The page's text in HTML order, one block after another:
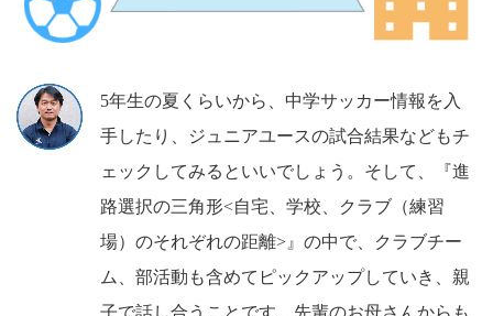
5年生の夏くらいから、中学サッカー情報を入
手したり、ジュニアユースの試合結果などもチ
ェックしてみるといいでしょう。そして、『進
路選択の三角形<自宅、学校、クラブ（練習
場）のそれぞれの距離>』の中で、クラブチー
ム、部活動も含めてピックアップしていき、親
子で話し合うことです。先輩のお母さんからも